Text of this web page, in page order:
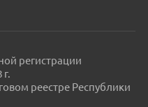
регистрации
реестре Республики